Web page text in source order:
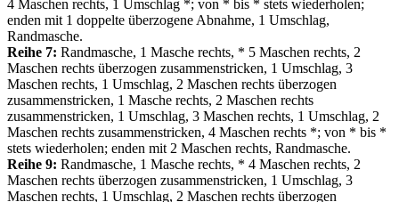
4 Maschen rechts, 1 Umschlag *; von * bis * stets wiederholen;
enden mit 1 doppelte überzogene Abnahme, 1 Umschlag,
Randmasche.
Reihe 7: Randmasche, 1 Masche rechts, * 5 Maschen rechts, 2
Maschen rechts überzogen zusammenstricken, 1 Umschlag, 3
Maschen rechts, 1 Umschlag, 2 Maschen rechts überzogen
zusammenstricken, 1 Masche rechts, 2 Maschen rechts
zusammenstricken, 1 Umschlag, 3 Maschen rechts, 1 Umschlag, 2
Maschen rechts zusammenstricken, 4 Maschen rechts *; von * bis *
stets wiederholen; enden mit 2 Maschen rechts, Randmasche.
Reihe 9: Randmasche, 1 Masche rechts, * 4 Maschen rechts, 2
Maschen rechts überzogen zusammenstricken, 1 Umschlag, 3
Maschen rechts, 1 Umschlag, 2 Maschen rechts überzogen